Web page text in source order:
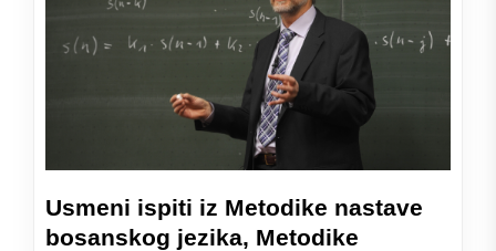
Usmeni ispiti iz Metodike nastave
bosanskog jezika, Metodike